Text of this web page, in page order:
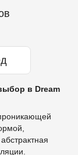
в Dream